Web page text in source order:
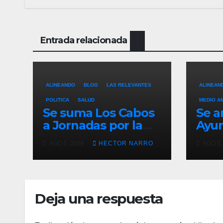
Entrada relacionada
ALINEANDO BLOG LAS RELEVANTES
POLITICA SALUD
Se suma Los Cabos
a Jornadas por la
capacitación en
primeros auxilios
HECTOR NARRO
MEDIO
Se
Deja una respuesta